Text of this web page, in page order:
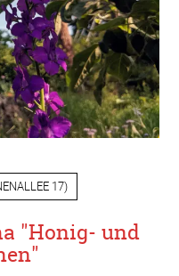
17)
"Honig- und